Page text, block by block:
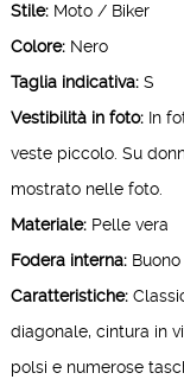
Stile:Moto / Biker
Colore:Nero
Taglia indicativa:S
Vestibilità in foto:In
veste piccolo. Su
mostrato nelle foto.
Materiale:Pelle vera
Fodera interna:Buono
Caratteristiche:
diagonale, cintura in
polsi e numerose